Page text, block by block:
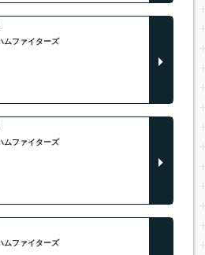
ムファイターズ
ムファイターズ
ムファイターズ